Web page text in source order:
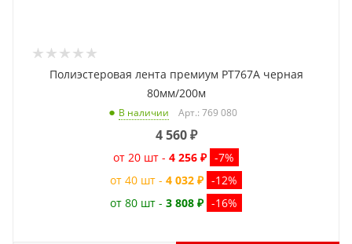
Полиэстеровая лента премиум PT767A черная
80мм/200м
В наличии Арт.: 769 080
4 560₽
от 20 шт - 4 256 ₽ -7%
от 40 шт - 4 032 ₽ -12%
от 80 шт - 3 808 ₽ -16%